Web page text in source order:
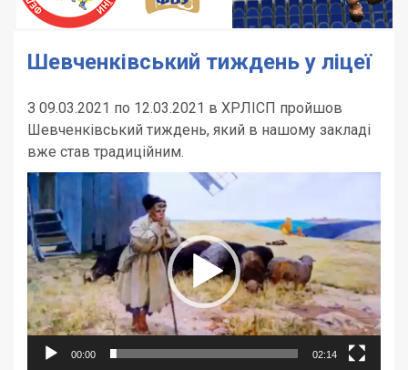
Шевченківський тиждень у ліцеї
З 09.03.2021 по 12.03.2021 в ХРЛІСП пройшов
Шевченківський тиждень, який в нашому закладі
вже став традиційним.
Відеопрогравач
00:00 02:14